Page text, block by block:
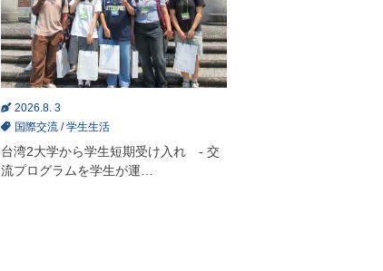
2026.8. 3
国際交流 /学生生活
台湾2大学から学生短期受け入れ - 交
流プログラムを学生が運…